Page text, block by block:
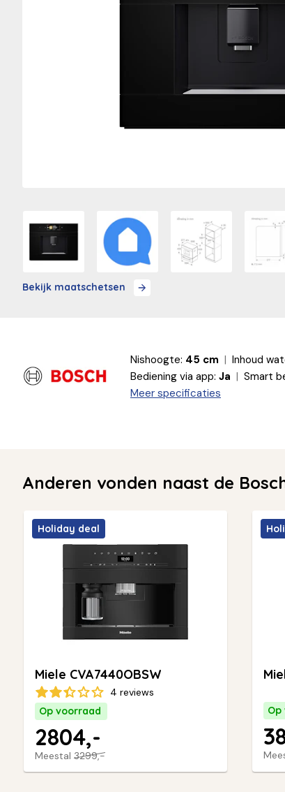
Bekijk maatschetsen
Nishoogte: 45 cm Inhoud
Bediening via app: Ja Smart
Meer specificaties
Anderen vonden naast de
Holiday deal
Miele CVA7440OBSW
4 reviews
Op voorraad
Meestal 3299,-
2804,-